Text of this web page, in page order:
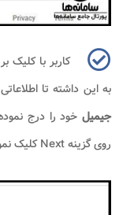
کاربر با کلیک
به این داشته تا
جیمیل خود را درج
روی گزینهNextکلیک